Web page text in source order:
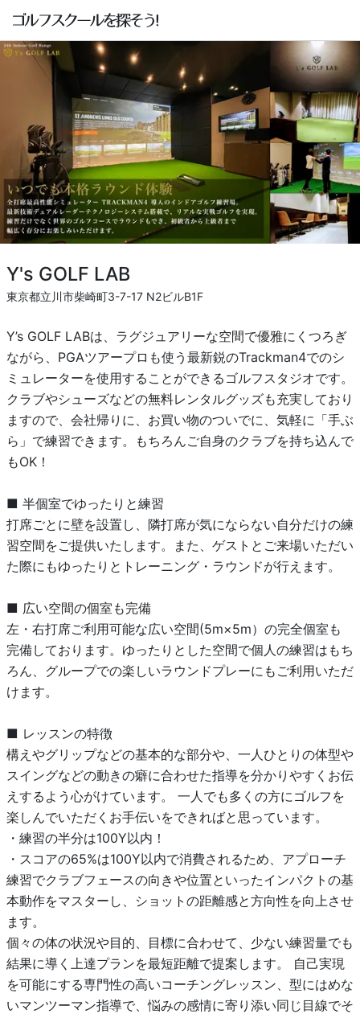
Y's GOLF LAB
東京都立川市柴崎町3-7-17 N2ビルB1F
Y’s GOLF LABは、ラグジュアリーな空間で優雅にくつろぎ
ながら、PGAツアープロも使う最新鋭のTrackman4でのシ
ミュレーターを使用することができるゴルフスタジオです。
クラブやシューズなどの無料レンタルグッズも充実しており
ますので、会社帰りに、お買い物のついでに、気軽に「手ぶ
ら」で練習できます。もちろんご自身のクラブを持ち込んで
もOK！
■ 半個室でゆったりと練習
打席ごとに壁を設置し、隣打席が気にならない自分だけの練
習空間をご提供いたします。また、ゲストとご来場いただい
た際にもゆったりとトレーニング・ラウンドが行えます。
■ 広い空間の個室も完備
左・右打席ご利用可能な広い空間(5m×5m）の完全個室も
完備しております。ゆったりとした空間で個人の練習はもち
ろん、グループでの楽しいラウンドプレーにもご利用いただ
けます。
■ レッスンの特徴
構えやグリップなどの基本的な部分や、一人ひとりの体型や
スイングなどの動きの癖に合わせた指導を分かりやすくお伝
えするよう心がけています。 一人でも多くの方にゴルフを
楽しんでいただくお手伝いをできればと思っています。
・練習の半分は100Y以内！
・スコアの65%は100Y以内で消費されるため、アプローチ
練習でクラブフェースの向きや位置といったインパクトの基
本動作をマスターし、ショットの距離感と方向性を向上させ
ます。
個々の体の状況や目的、目標に合わせて、少ない練習量でも
結果に導く上達プランを最短距離で提案します。 自己実現
を可能にする専門性の高いコーチングレッスン、型にはめな
いマンツーマン指導で、悩みの感情に寄り添い同じ目線でそ